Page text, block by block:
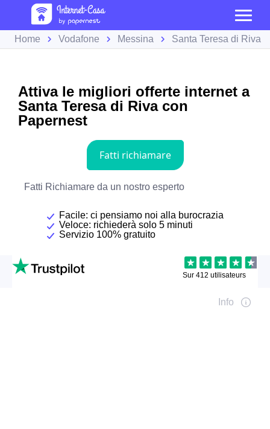
Home Vodafone Messina Santa Teresa di Riva